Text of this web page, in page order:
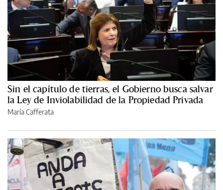
Sin el capítulo de tierras, el Gobierno busca salvar
la Ley de Inviolabilidad de la Propiedad Privada
María Cafferata